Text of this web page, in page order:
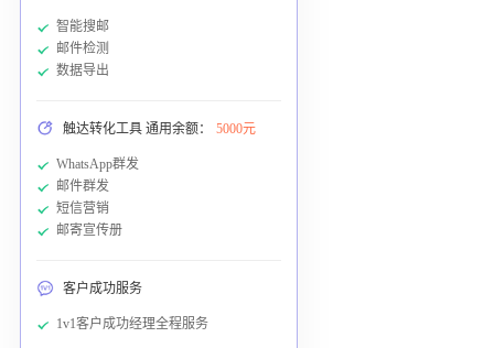
智能搜邮
邮件检测
数据导出
触达转化工具 通用余额： 5000元
WhatsApp群发
邮件群发
短信营销
邮寄宣传册
客户成功服务
1v1客户成功经理全程服务